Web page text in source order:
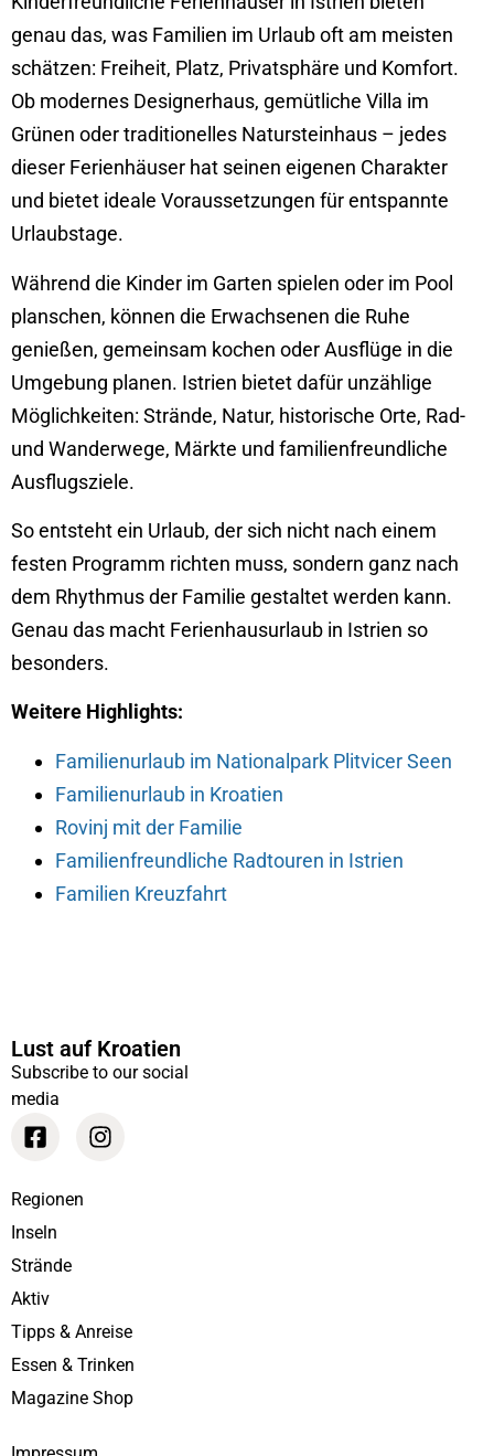
genau das, was Familien im Urlaub oft am meisten
schätzen: Freiheit, Platz, Privatsphäre und Komfort.
Ob modernes Designerhaus, gemütliche Villa im
Grünen oder traditionelles Natursteinhaus – jedes
dieser Ferienhäuser hat seinen eigenen Charakter
und bietet ideale Voraussetzungen für entspannte
Urlaubstage.
Während die Kinder im Garten spielen oder im Pool
planschen, können die Erwachsenen die Ruhe
genießen, gemeinsam kochen oder Ausflüge in die
Umgebung planen. Istrien bietet dafür unzählige
Möglichkeiten: Strände, Natur, historische Orte, Rad-
und Wanderwege, Märkte und familienfreundliche
Ausflugsziele.
So entsteht ein Urlaub, der sich nicht nach einem
festen Programm richten muss, sondern ganz nach
dem Rhythmus der Familie gestaltet werden kann.
Genau das macht Ferienhausurlaub in Istrien so
besonders.
Weitere Highlights:
Familienurlaub im Nationalpark Plitvicer Seen
Familienurlaub in Kroatien
Rovinj mit der Familie
Familienfreundliche Radtouren in Istrien
Familien Kreuzfahrt
Lust auf Kroatien
Subscribe to our social
media
Regionen
Inseln
Strände
Aktiv
Tipps & Anreise
Essen & Trinken
Magazine Shop